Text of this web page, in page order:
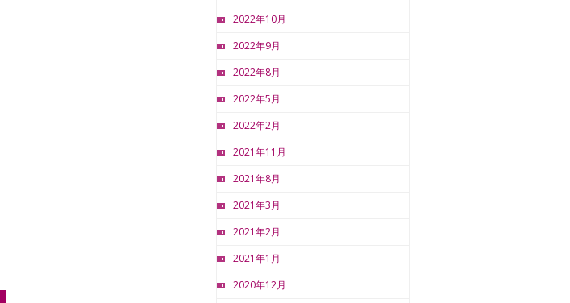
2022年10月
2022年9月
2022年8月
2022年5月
2022年2月
2021年11月
2021年8月
2021年3月
2021年2月
2021年1月
2020年12月